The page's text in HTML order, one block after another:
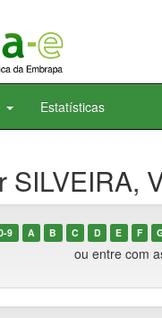
Estatísticas
9 A B C D E F
ou entre com